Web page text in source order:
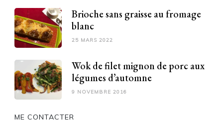
Brioche sans graisse au fromage
blanc
25 MARS 2022
Wok de filet mignon de porc aux
légumes d’automne
9 NOVEMBRE 2016
ME CONTACTER